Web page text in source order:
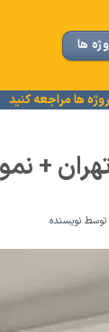
ها
ها مراجعه کنید
+
توسطنویسنده